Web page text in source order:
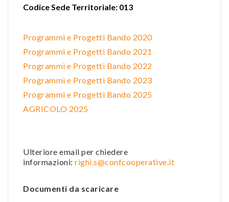
Codice Sede Territoriale: 013
Programmi e Progetti Bando 2020
Programmi e Progetti Bando 2021
Programmi e Progetti Bando 2022
Programmi e Progetti Bando 2023
Programmi e Progetti Bando 2025
AGRICOLO 2025
Ulteriore email per chiedere
informazioni: righi.s@confcooperative.it
Documenti da scaricare